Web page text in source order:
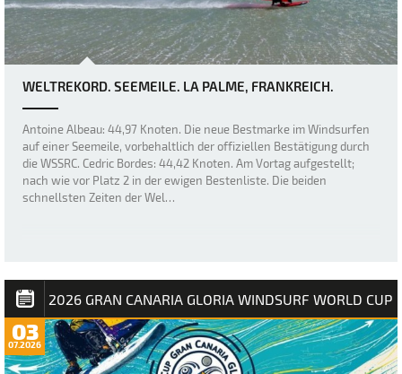
WELTREKORD. SEEMEILE. LA PALME, FRANKREICH.
Antoine Albeau: 44,97 Knoten. Die neue Bestmarke im Windsurfen
auf einer Seemeile, vorbehaltlich der offiziellen Bestätigung durch
die WSSRC. Cedric Bordes: 44,42 Knoten. Am Vortag aufgestellt;
nach wie vor Platz 2 in der ewigen Bestenliste. Die beiden
schnellsten Zeiten der Wel…
2026 GRAN CANARIA GLORIA WINDSURF WORLD CUP
03
07.2026